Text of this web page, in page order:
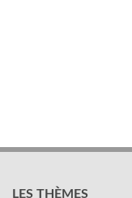
LES THÈMES